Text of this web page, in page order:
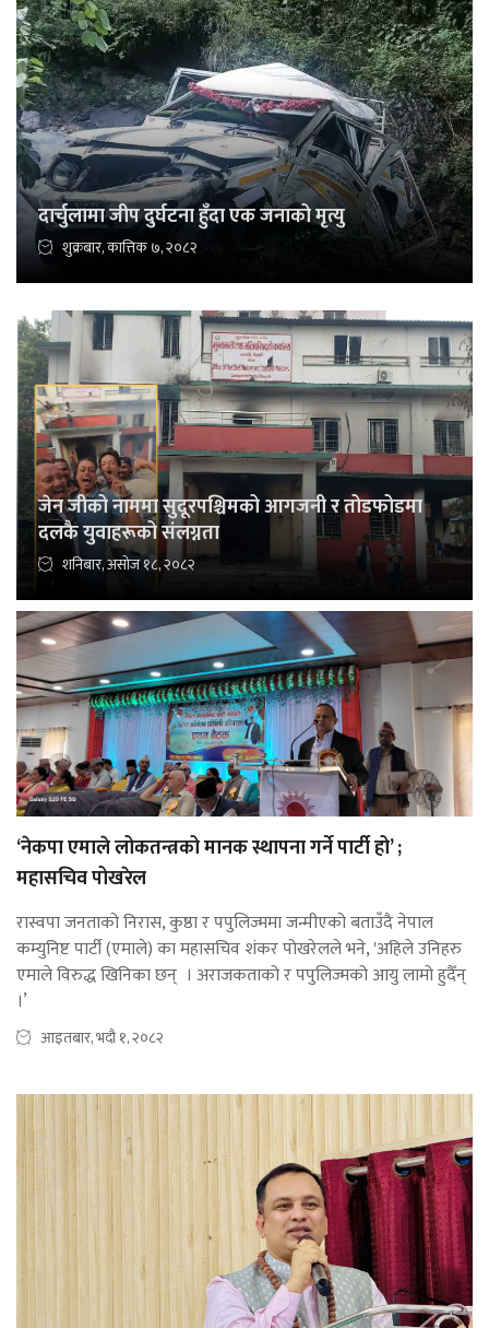
दार्चुलामा जीप दुर्घटना हुँदा एक जनाको मृत्यु
शुक्रबार, कात्तिक ७, २०८२
जेन जीको नाममा सुदूरपश्चिमको आगजनी र तोडफोडमा
दलकै युवाहरूको संलग्नता
शनिबार, असोज १८, २०८२
‘नेकपा एमाले लोकतन्त्रको मानक स्थापना गर्ने पार्टी हो’ ;
महासचिव पोखरेल
रास्वपा जनताको निरास, कुष्ठा र पपुलिज्ममा जन्मीएको बताउँदै नेपाल
कम्युनिष्ट पार्टी (एमाले) का महासचिव शंकर पोखरेलले भने, 'अहिले उनिहरु
एमाले विरुद्ध खिनिका छन् । अराजकताको र पपुलिज्मको आयु लामो हुदैँन्
।’
आइतबार, भदौ १, २०८२